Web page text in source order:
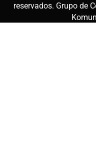
reservados. Grupo de